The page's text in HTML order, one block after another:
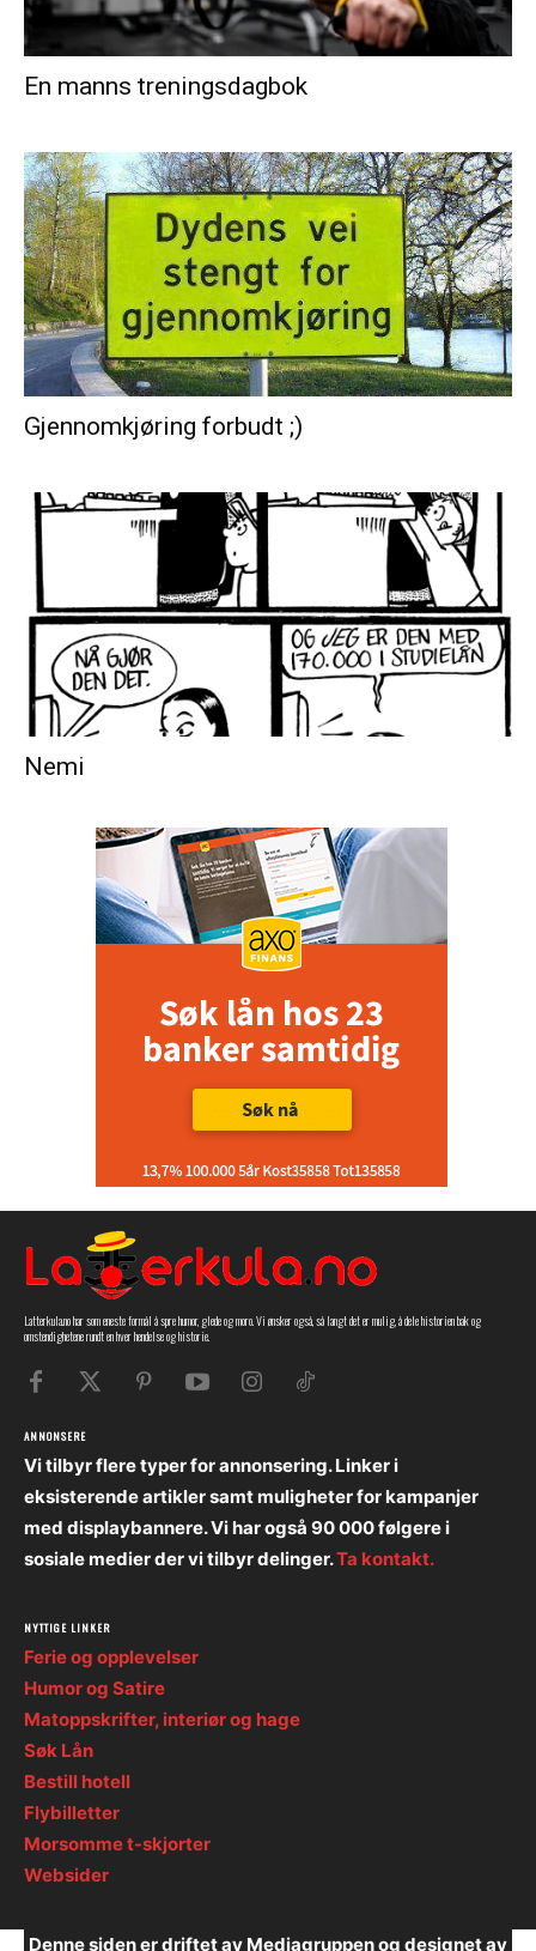
En manns treningsdagbok
Gjennomkjøring forbudt ;)
Nemi
Latterkula.no har som eneste formål å spre humor, glede og moro. Vi ønsker også, så langt det er mulig, å dele historien bak og
omstendighetene rundt en hver hendelse og historie.
ANNONSERE
Vi tilbyr flere typer for annonsering. Linker i
eksisterende artikler samt muligheter for kampanjer
med displaybannere. Vi har også 90 000 følgere i
sosiale medier der vi tilbyr delinger.Ta kontakt.
NYTTIGE LINKER
Ferie og opplevelser
Humor og Satire
Matoppskrifter, interiør og hage
Søk Lån
Bestill hotell
Flybilletter
Morsomme t-skjorter
Websider
Denne siden er driftet av Mediagruppen og designet av